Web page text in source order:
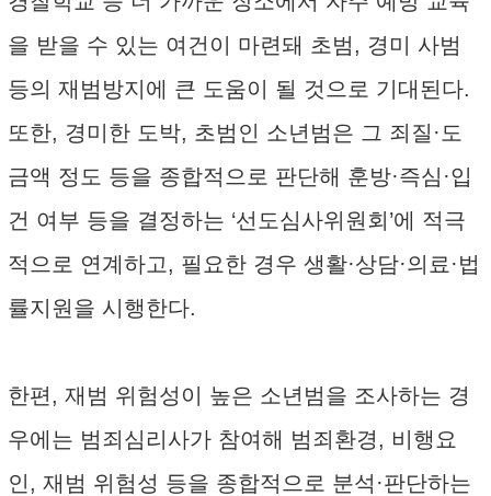
을 받을 수 있는 여건이 마련돼 초범, 경미 사범
등의 재범방지에 큰 도움이 될 것으로 기대된다.
또한, 경미한 도박, 초범인 소년범은 그 죄질·도
금액 정도 등을 종합적으로 판단해 훈방·즉심·입
건 여부 등을 결정하는 ‘선도심사위원회’에 적극
적으로 연계하고, 필요한 경우 생활·상담·의료·법
률지원을 시행한다.
한편, 재범 위험성이 높은 소년범을 조사하는 경
우에는 범죄심리사가 참여해 범죄환경, 비행요
인, 재범 위험성 등을 종합적으로 분석·판단하는